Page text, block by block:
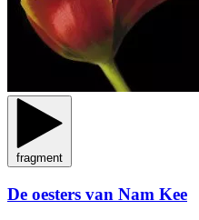
fragment
De oesters van Nam Kee